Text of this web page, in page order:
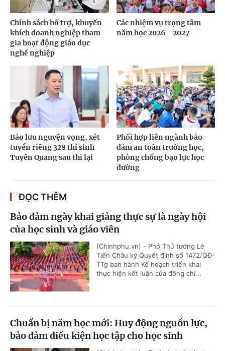
Chính sách hỗ trợ, khuyến
khích doanh nghiệp tham
gia hoạt động giáo dục
nghề nghiệp
Các nhiệm vụ trọng tâm
năm học 2026 - 2027
Bảo lưu nguyện vọng, xét
tuyển riêng 328 thí sinh
Tuyên Quang sau thi lại
Phối hợp liên ngành bảo
đảm an toàn trường học,
phòng chống bạo lực học
đường
ĐỌC THÊM
Bảo đảm ngày khai giảng thực sự là ngày hội
của học sinh và giáo viên
(Chinhphu.vn) - Phó Thủ tướng Lê
Tiến Châu ký Quyết định số 1472/QĐ-
TTg ban hành Kế hoạch triển khai
thực hiện kết luận của đồng chí...
Chuẩn bị năm học mới: Huy động nguồn lực,
bảo đảm điều kiện học tập cho học sinh